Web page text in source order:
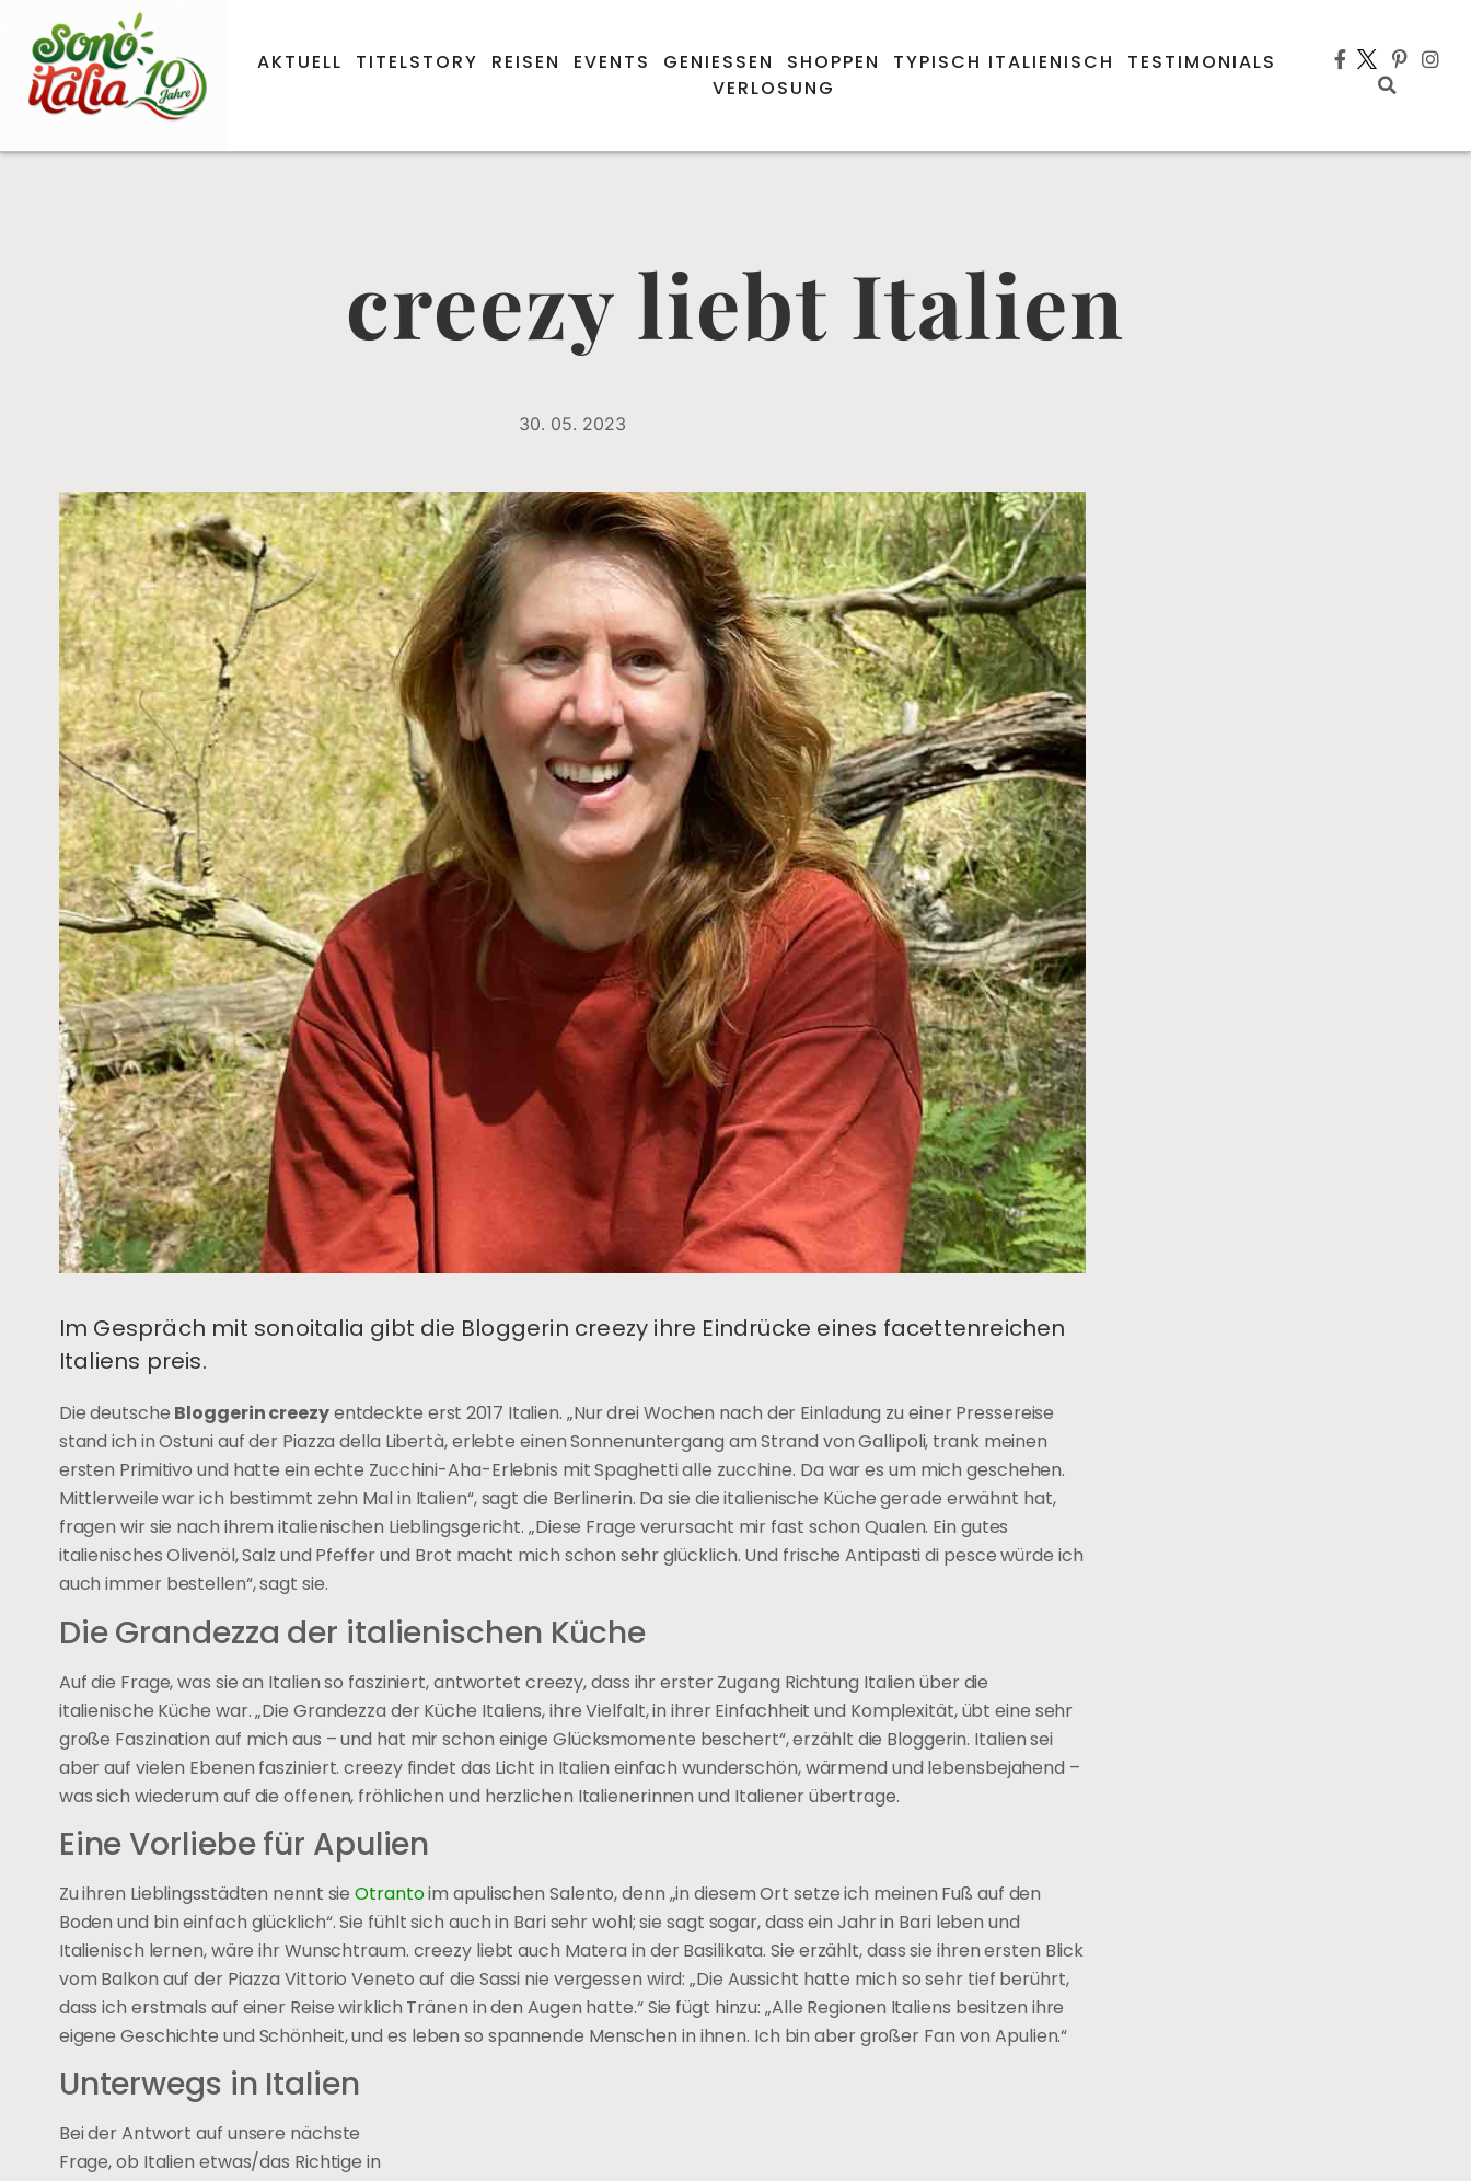
AKTUELL TITELSTORY REISEN EVENTS GENIESSEN SHOPPEN TYPISCH ITALIENISCH
TESTIMONIALS
VERLOSUNG
creezy liebt Italien
30. 05. 2023
Im Gespräch mit sonoitalia gibt die Bloggerin creezy ihre Eindrücke eines facettenreichen
Italiens preis.
Die deutsche Bloggerin creezyentdeckte erst 2017 Italien. „Nur drei Wochen nach der Einladung zu einer Pressereise
stand ich in Ostuni auf der Piazza della Libertà, erlebte einen Sonnenuntergang am Strand von Gallipoli, trank meinen
ersten Primitivo und hatte ein echte Zucchini-Aha-Erlebnis mit Spaghetti alle zucchine. Da war es um mich geschehen.
Mittlerweile war ich bestimmt zehn Mal in Italien“, sagt die Berlinerin. Da sie die italienische Küche gerade erwähnt hat,
fragen wir sie nach ihrem italienischen Lieblingsgericht. „Diese Frage verursacht mir fast schon Qualen. Ein gutes
italienisches Olivenöl, Salz und Pfeffer und Brot macht mich schon sehr glücklich. Und frische Antipasti di pesce würde ich
auch immer bestellen“, sagt sie.
Die Grandezza der italienischen Küche
Auf die Frage, was sie an Italien so fasziniert, antwortet creezy, dass ihr erster Zugang Richtung Italien über die
italienische Küche war. „Die Grandezza der Küche Italiens, ihre Vielfalt, in ihrer Einfachheit und Komplexität, übt eine sehr
große Faszination auf mich aus – und hat mir schon einige Glücksmomente beschert“, erzählt die Bloggerin. Italien sei
aber auf vielen Ebenen fasziniert. creezy findet das Licht in Italien einfach wunderschön, wärmend und lebensbejahend –
was sich wiederum auf die offenen, fröhlichen und herzlichen Italienerinnen und Italiener übertrage.
Eine Vorliebe für Apulien
Zu ihren Lieblingsstädten nennt sieOtrantoim apulischen Salento, denn „in diesem Ort setze ich meinen Fuß auf den
Boden und bin einfach glücklich“. Sie fühlt sich auch in Bari sehr wohl; sie sagt sogar, dass ein Jahr in Bari leben und
Italienisch lernen, wäre ihr Wunschtraum. creezy liebt auch Matera in der Basilikata. Sie erzählt, dass sie ihren ersten Blick
vom Balkon auf der Piazza Vittorio Veneto auf die Sassi nie vergessen wird: „Die Aussicht hatte mich so sehr tief berührt,
dass ich erstmals auf einer Reise wirklich Tränen in den Augen hatte.“ Sie fügt hinzu: „Alle Regionen Italiens besitzen ihre
eigene Geschichte und Schönheit, und es leben so spannende Menschen in ihnen. Ich bin aber großer Fan von Apulien.“
Unterwegs in Italien
Bei der Antwort auf unsere nächste
Frage, ob Italien etwas/das Richtige in